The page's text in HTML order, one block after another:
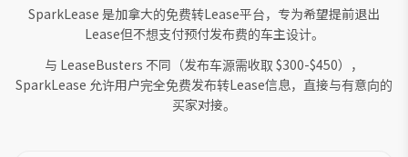
SparkLease 是加拿大的免费转Lease平台，专为希望提前退出
Lease但不想支付预付发布费的车主设计。
与 LeaseBusters 不同（发布车源需收取 $300-$450），
SparkLease 允许用户完全免费发布转Lease信息，直接与有意向的
买家对接。